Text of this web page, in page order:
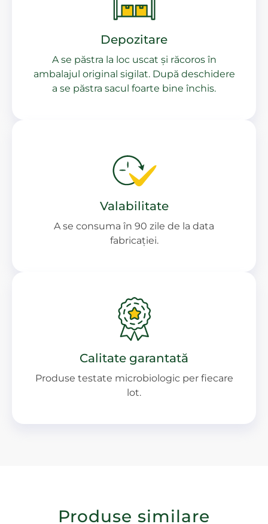
Depozitare
A se păstra la loc uscat și răcoros în
ambalajul original sigilat. După deschidere
a se păstra sacul foarte bine închis.
Valabilitate
A se consuma în 90 zile de la data
fabricației.
Calitate garantată
Produse testate microbiologic per fiecare
lot.
Produse similare